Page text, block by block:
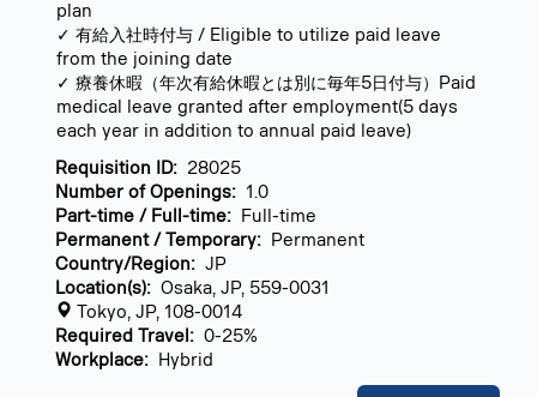
plan
✓ 有給入社時付与 / Eligible to utilize paid leave
from the joining date
✓ 療養休暇（年次有給休暇とは別に毎年5日付与）Paid
medical leave granted after employment(5 days
each year in addition to annual paid leave)
Requisition ID: 28025
Number of Openings: 1.0
Part-time / Full-time: Full-time
Permanent / Temporary: Permanent
Country/Region: JP
Location(s): Osaka, JP, 559-0031
Tokyo, JP, 108-0014
Required Travel: 0-25%
Workplace: Hybrid